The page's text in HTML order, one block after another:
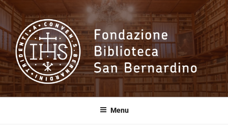
Salta
contenuto
Fondazione
Biblioteca SanMenu